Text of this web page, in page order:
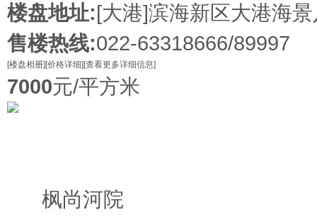
楼盘地址:[大港]滨海新区大港海
售楼热线:022-63318666/89997
[楼盘相册] [价格详细] [查看更多详细信息]
7000元/平方米
枫尚河院